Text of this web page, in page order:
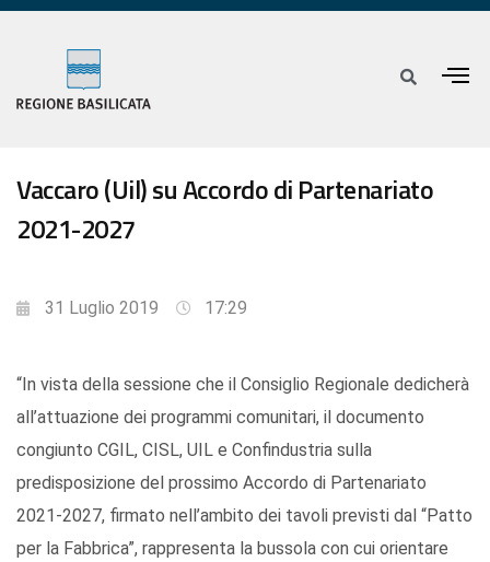
Vaccaro (Uil) su Accordo di Partenariato
2021-2027
31 Luglio 2019 17:29
“In vista della sessione che il Consiglio Regionale dedicherà
all’attuazione dei programmi comunitari, il documento
congiunto CGIL, CISL, UIL e Confindustria sulla
predisposizione del prossimo Accordo di Partenariato
2021-2027, firmato nell’ambito dei tavoli previsti dal “Patto
per la Fabbrica”, rappresenta la bussola con cui orientare